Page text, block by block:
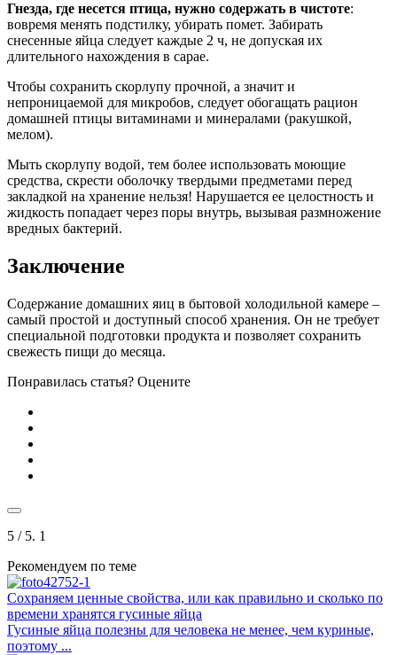
Гнезда, где несется птица, нужно содержать в чистоте:
вовремя менять подстилку, убирать помет. Забирать
снесенные яйца следует каждые 2 ч, не допуская их
длительного нахождения в сарае.
Чтобы сохранить скорлупу прочной, а значит и
непроницаемой для микробов, следует обогащать рацион
домашней птицы витаминами и минералами (ракушкой,
мелом).
Мыть скорлупу водой, тем более использовать моющие
средства, скрести оболочку твердыми предметами перед
закладкой на хранение нельзя! Нарушается ее целостность и
жидкость попадает через поры внутрь, вызывая размножение
вредных бактерий.
Заключение
Содержание домашних яиц в бытовой холодильной камере –
самый простой и доступный способ хранения. Он не требует
специальной подготовки продукта и позволяет сохранить
свежесть пищи до месяца.
Понравилась статья? Оцените
5 / 5. 1
Рекомендуем по теме
Сохраняем ценные свойства, или как правильно и сколько по
времени хранятся гусиные яйца
Гусиные яйца полезны для человека не менее, чем куриные,
поэтому ...